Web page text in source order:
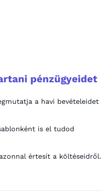
pénzügyeidet
a havi bevételeidet
is el tudod
értesít a költéseidről.